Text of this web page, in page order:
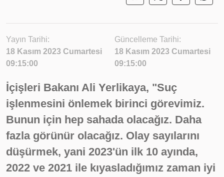
Yayın Tarihi:
18 Kasım 2023 Cumartesi
09:15:00
Güncelleme Tarihi:
18 Kasım 2023 Cumartesi
09:15:00
İçişleri Bakanı Ali Yerlikaya, "Suç
işlenmesini önlemek birinci görevimiz.
Bunun için hep sahada olacağız. Daha
fazla görünür olacağız. Olay sayılarını
düşürmek, yani 2023'ün ilk 10 ayında,
2022 ve 2021 ile kıyasladığımız zaman iyi